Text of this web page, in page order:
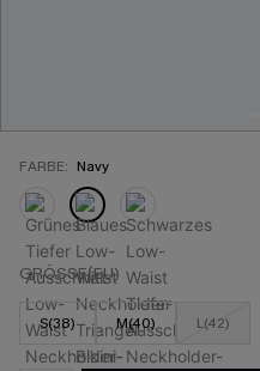
FARBE: Navy
GRÖSSE(EU)
S(38) M(40) L(42)